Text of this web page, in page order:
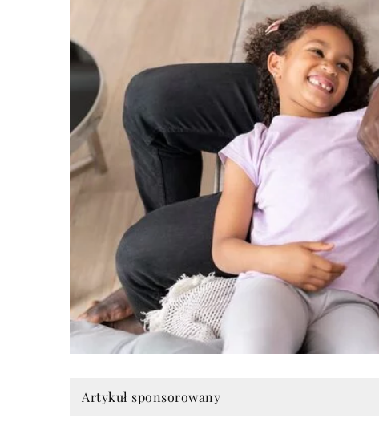
Artykuł sponsorowany